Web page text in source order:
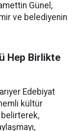
Günel,
ve belediyenin
Hep Birlikte
Edebiyat
kültür